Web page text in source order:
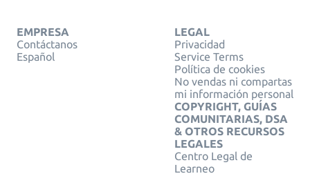
EMPRESA
Contáctanos
Español
LEGAL
Privacidad
Service Terms
Política de cookies
No vendas ni compartas
mi información personal
COPYRIGHT, GUÍAS
COMUNITARIAS, DSA
& OTROS RECURSOS
LEGALES
Centro Legal de
Learneo